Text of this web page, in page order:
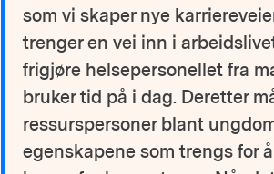
som vi skaper nye
trenger en vei inn i
frigjøre helsepersonellet fra
bruker tid på i dag. Deretter
ressurspersoner blant
egenskapene som trengs for